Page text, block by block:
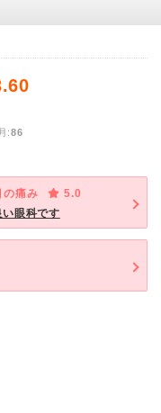
:86
の痛み
5.0
眼科です